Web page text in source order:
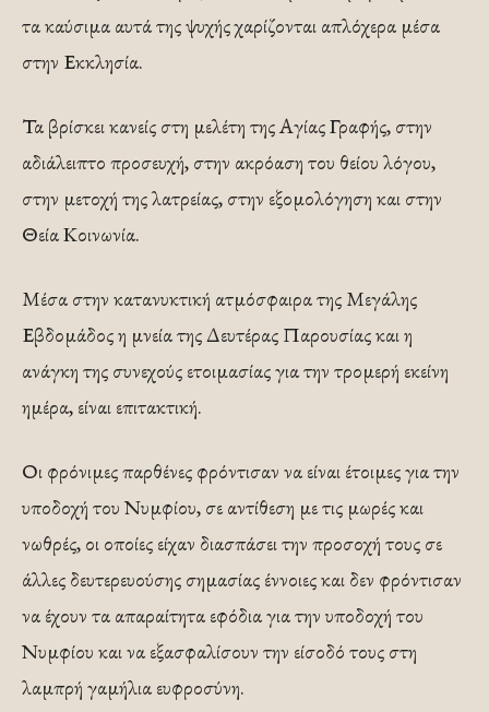
τα καύσιμα αυτά της ψυχής χαρίζονται απλόχερα μέσα
στην Εκκλησία.
Τα βρίσκει κανείς στη μελέτη της Αγίας Γραφής, στην
αδιάλειπτο προσευχή, στην ακρόαση του θείου λόγου,
στην μετοχή της λατρείας, στην εξομολόγηση και στην
Θεία Κοινωνία.
Μέσα στην κατανυκτική ατμόσφαιρα της Μεγάλης
Εβδομάδος η μνεία της Δευτέρας Παρουσίας και η
ανάγκη της συνεχούς ετοιμασίας για την τρομερή εκείνη
ημέρα, είναι επιτακτική.
Οι φρόνιμες παρθένες φρόντισαν να είναι έτοιμες για την
υποδοχή του Νυμφίου, σε αντίθεση με τις μωρές και
νωθρές, οι οποίες είχαν διασπάσει την προσοχή τους σε
άλλες δευτερευούσης σημασίας έννοιες και δεν φρόντισαν
να έχουν τα απαραίτητα εφόδια για την υποδοχή του
Νυμφίου και να εξασφαλίσουν την είσοδό τους στη
λαμπρή γαμήλια ευφροσύνη.